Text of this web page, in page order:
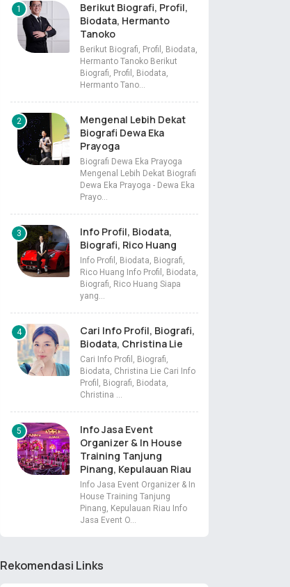
Berikut Biografi, Profil,
Biodata, Hermanto
Tanoko
Berikut Biografi, Profil, Biodata,
Hermanto Tanoko Berikut
Biografi, Profil, Biodata,
Hermanto Tano…
Mengenal Lebih Dekat
Biografi Dewa Eka
Prayoga
Biografi Dewa Eka Prayoga
Mengenal Lebih Dekat Biografi
Dewa Eka Prayoga - Dewa Eka
Prayo…
Info Profil, Biodata,
Biografi, Rico Huang
Info Profil, Biodata, Biografi,
Rico Huang Info Profil, Biodata,
Biografi, Rico Huang Siapa
yang…
Cari Info Profil, Biografi,
Biodata, Christina Lie
Cari Info Profil, Biografi,
Biodata, Christina Lie Cari Info
Profil, Biografi, Biodata,
Christina …
Info Jasa Event
Organizer & In House
Training Tanjung
Pinang, Kepulauan Riau
Info Jasa Event Organizer & In
House Training Tanjung
Pinang, Kepulauan Riau Info
Jasa Event O…
Rekomendasi Links